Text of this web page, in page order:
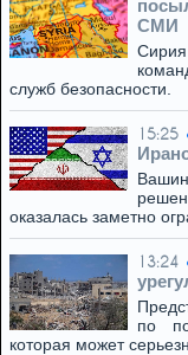
СМИ
служб безопасности.
15:25
оказалась заметно
13:24
по
которая может